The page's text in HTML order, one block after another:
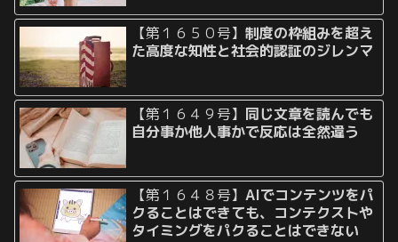
【第１６５０号】制度の枠組みを超え
た高度な知性と社会的認証のジレンマ
【第１６４９号】 同じ文章を読んでも
自分事か他人事かで反応は全然違う
【第１６４８号】AIでコンテンツをパ
クることはできても、コンテクストや
タイミングをパクることはできない